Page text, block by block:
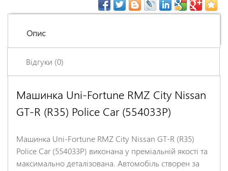
Опис
Відгуки (0)
Машинка Uni-Fortune RMZ City Nissan
GT-R (R35) Police Car (554033P)
Машинка Uni-Fortune RMZ City Nissan GT-R (R35)
Police Car (554033P) виконана у преміальній якості та
максимально деталізована. Автомобіль створен за
Залишіть відгук про цей товар першими
*
Ім'я
*
Заголовок відгуку